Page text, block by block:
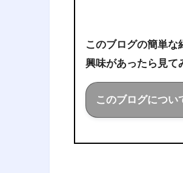
このブログの簡単な
興味があったら見て
このブログについ